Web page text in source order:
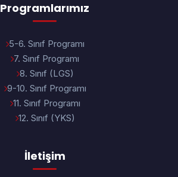
Programlarımız
5-6. Sınıf Programı
7. Sınıf Programı
8. Sınıf (LGS)
9-10. Sınıf Programı
11. Sınıf Programı
12. Sınıf (YKS)
İletişim